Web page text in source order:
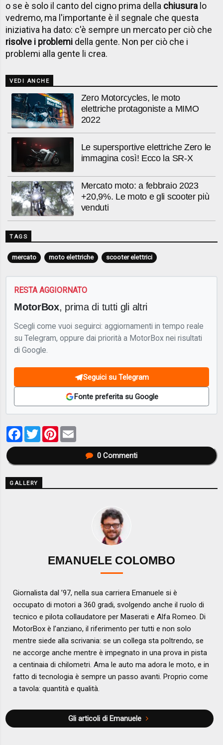
o se è solo il canto del cigno prima della chiusura lo
vedremo, ma l'importante è il segnale che questa
iniziativa ha dato: c'è sempre un mercato per ciò che
risolve i problemi della gente. Non per ciò che i
problemi alla gente li crea.
VEDI ANCHE
Zero Motorcycles, le moto
elettriche protagoniste a MIMO
2022
Le supersportive elettriche Zero le
immagina così! Ecco la SR-X
Mercato moto: a febbraio 2023
+20,9%. Le moto e gli scooter più
venduti
TAGS
mercato moto elettriche scooter elettrici
RESTA AGGIORNATO
MotorBox, prima di tutti gli altri
Scegli come vuoi seguirci: aggiornamenti in tempo reale
su Telegram, oppure dai priorità a MotorBox nei risultati
di Google.
Seguici su Telegram
Fonte preferita su Google
Facebook
TwitterPinterest
0Commenti
GALLERY
EMANUELE COLOMBO
Giornalista dal ’97, nella sua carriera Emanuele si è
occupato di motori a 360 gradi, svolgendo anche il ruolo di
tecnico e pilota collaudatore per Maserati e Alfa Romeo. Di
MotorBox è l’anziano, il riferimento per tutti e non solo
mentre siede alla scrivania: se un collega sta poltrendo, se
ne accorge anche mentre è impegnato in una prova in pista
a centinaia di chilometri. Ama le auto ma adora le moto, e in
fatto di tecnologia è sempre un passo avanti. Proprio come
a tavola: quantità e qualità.
Gli articoli di Emanuele